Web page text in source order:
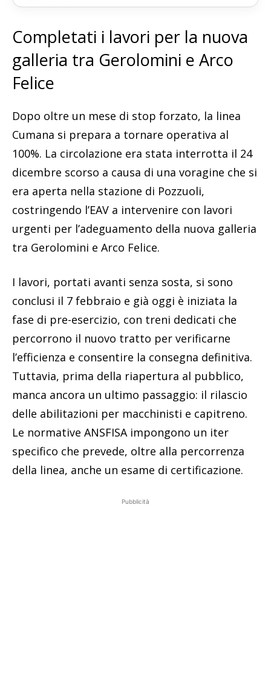
Completati i lavori per la nuova
galleria tra Gerolomini e Arco
Felice
Dopo oltre un mese di stop forzato, la linea
Cumana si prepara a tornare operativa al
100%. La circolazione era stata interrotta il 24
dicembre scorso a causa di una voragine che si
era aperta nella stazione di Pozzuoli,
costringendo l’EAV a intervenire con lavori
urgenti per l’adeguamento della nuova galleria
tra Gerolomini e Arco Felice.
I lavori, portati avanti senza sosta, si sono
conclusi il 7 febbraio e già oggi è iniziata la
fase di pre-esercizio, con treni dedicati che
percorrono il nuovo tratto per verificarne
l’efficienza e consentire la consegna definitiva.
Tuttavia, prima della riapertura al pubblico,
manca ancora un ultimo passaggio: il rilascio
delle abilitazioni per macchinisti e capitreno.
Le normative ANSFISA impongono un iter
specifico che prevede, oltre alla percorrenza
della linea, anche un esame di certificazione.
Pubblicità